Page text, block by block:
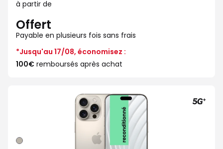
à partir de
Offert
Payable en plusieurs fois sans frais
*Jusqu'au 17/08, économisez :
100€ remboursés après achat
Naturel